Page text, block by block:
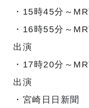
・15時45分～
・16時55分～
出演
・17時20分～
出演
・宮崎日日新聞